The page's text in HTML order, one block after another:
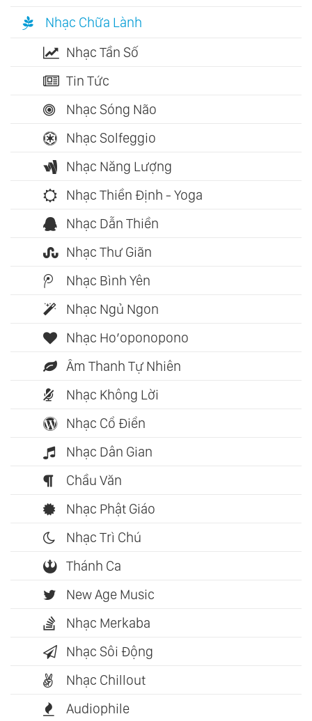
Nhạc Chữa Lành
Nhạc Tần Số
Tin Tức
Nhạc Sóng Não
Nhạc Solfeggio
Nhạc Năng Lượng
Nhạc Thiền Định - Yoga
Nhạc Dẫn Thiền
Nhạc Thư Giãn
Nhạc Bình Yên
Nhạc Ngủ Ngon
Nhạc Ho’oponopono
Âm Thanh Tự Nhiên
Nhạc Không Lời
Nhạc Cổ Điển
Nhạc Dân Gian
Chầu Văn
Nhạc Phật Giáo
Nhạc Trì Chú
Thánh Ca
New Age Music
Nhạc Merkaba
Nhạc Sôi Động
Nhạc Chillout
Audiophile